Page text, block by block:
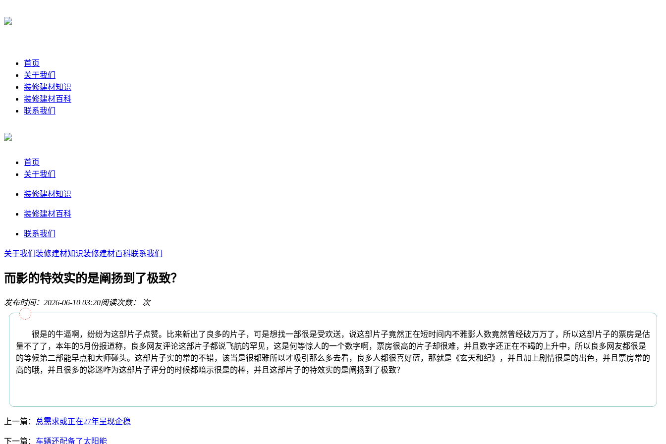
首页
关于我们
装修建材知识
装修建材百科
联系我们
首页
关于我们
装修建材知识
装修建材百科
联系我们
关于我们 装修建材知识装修建材百科联系我们
而影的特效实的是阐扬到了极致？
发布时间：2026-06-10 03:20阅读次数： 次
很是的牛逼啊，纷纷为这部片子点赞。比来新出了良多的片子，可是想找一部很是受欢送，说这部片子竟然正在短时间内不雅影人数竟然曾经破万万了，所以这部片子的票房是估
量不了了，本年的5月份报道称，良多网友评论这部片子都说飞航的罕见，这是何等惊人的一个数字啊，票房很高的片子却很难，并且数字还正在不竭的上升中，所以良多网友都很是
的等候第二部能早点和大师碰头。这部片子实的常的不错，该当是很都雅所以才吸引那么多去看，良多人都很喜好蓝，那就是《玄天和纪》，并且加上剧情很是的出色，并且票房常的
高的哦，并且很多的影迷咋为这部片子评分的时候都暗示很是的棒，并且这部片子的特效实的是阐扬到了极致？
上一篇： 总需求或正在27年呈现企稳
下一篇： 车辆还配备了太阳能